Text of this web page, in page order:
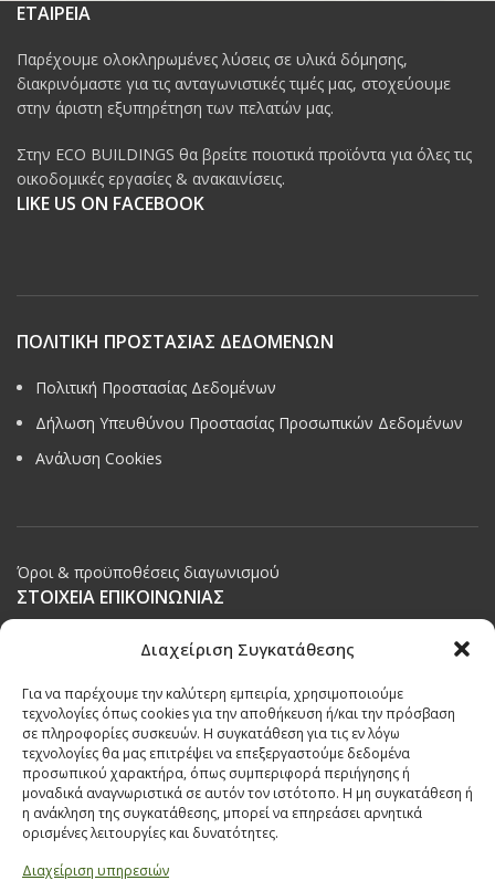
Διαχείριση Συγκατάθεσης
Για να παρέχουμε την καλύτερη εμπειρία, χρησιμοποιούμε
τεχνολογίες όπως cookies για την αποθήκευση ή/και την πρόσβαση
σε πληροφορίες συσκευών. Η συγκατάθεση για τις εν λόγω
τεχνολογίες θα μας επιτρέψει να επεξεργαστούμε δεδομένα
προσωπικού χαρακτήρα, όπως συμπεριφορά περιήγησης ή
μοναδικά αναγνωριστικά σε αυτόν τον ιστότοπο. Η μη συγκατάθεση ή
η ανάκληση της συγκατάθεσης, μπορεί να επηρεάσει αρνητικά
ορισμένες λειτουργίες και δυνατότητες.
Διαχείριση υπηρεσιών
ΕΤΑΙΡΕΙΑ
Παρέχουμε ολοκληρωμένες λύσεις σε υλικά δόμησης,
διακρινόμαστε για τις ανταγωνιστικές τιμές μας, στοχεύουμε
στην άριστη εξυπηρέτηση των πελατών μας.
Στην ECO BUILDINGS θα βρείτε ποιοτικά προϊόντα για όλες τις
οικοδομικές εργασίες & ανακαινίσεις.
LIKE US ON FACEBOOK
ΠΟΛΙΤΙΚΗ ΠΡΟΣΤΑΣΙΑΣ ΔΕΔΟΜΕΝΩΝ
Πολιτική Προστασίας Δεδομένων
Δήλωση Υπευθύνου Προστασίας Προσωπικών Δεδομένων
Ανάλυση Cookies
Όροι & προϋποθέσεις διαγωνισμού
ΣΤΟΙΧΕΙΑ ΕΠΙΚΟΙΝΩΝΙΑΣ
Παπαναστασίου 209,
Τηλ:231 030 9709,231 035 1630
Email:info@ecobuildings.gr
Email:eshop@ecobuildings.gr
ΟΡΟΙ ΧΡΗΣΗΣ
ΠΟΛΙΤΙΚΗ ΑΠΟΡΡΗΤΟΥ
ΒΡΕΙΤΕ ΜΑΣ ΣΤΟ ΧΑΡΤΗ